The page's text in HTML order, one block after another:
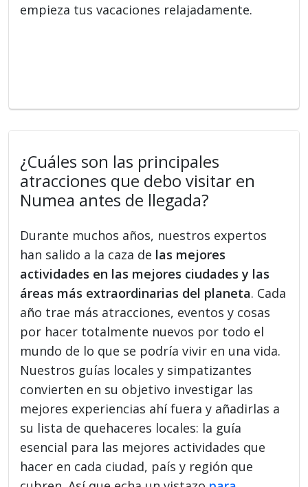
empieza tus vacaciones relajadamente.
¿Cuáles son las principales
atracciones que debo visitar en
Numea antes de llegada?
Durante muchos años, nuestros expertos
han salido a la caza de las mejores
actividades en las mejores ciudades y las
áreas más extraordinarias del planeta. Cada
año trae más atracciones, eventos y cosas
por hacer totalmente nuevos por todo el
mundo de lo que se podría vivir en una vida.
Nuestros guías locales y simpatizantes
convierten en su objetivo investigar las
mejores experiencias ahí fuera y añadirlas a
su lista de quehaceres locales: la guía
esencial para las mejores actividades que
hacer en cada ciudad, país y región que